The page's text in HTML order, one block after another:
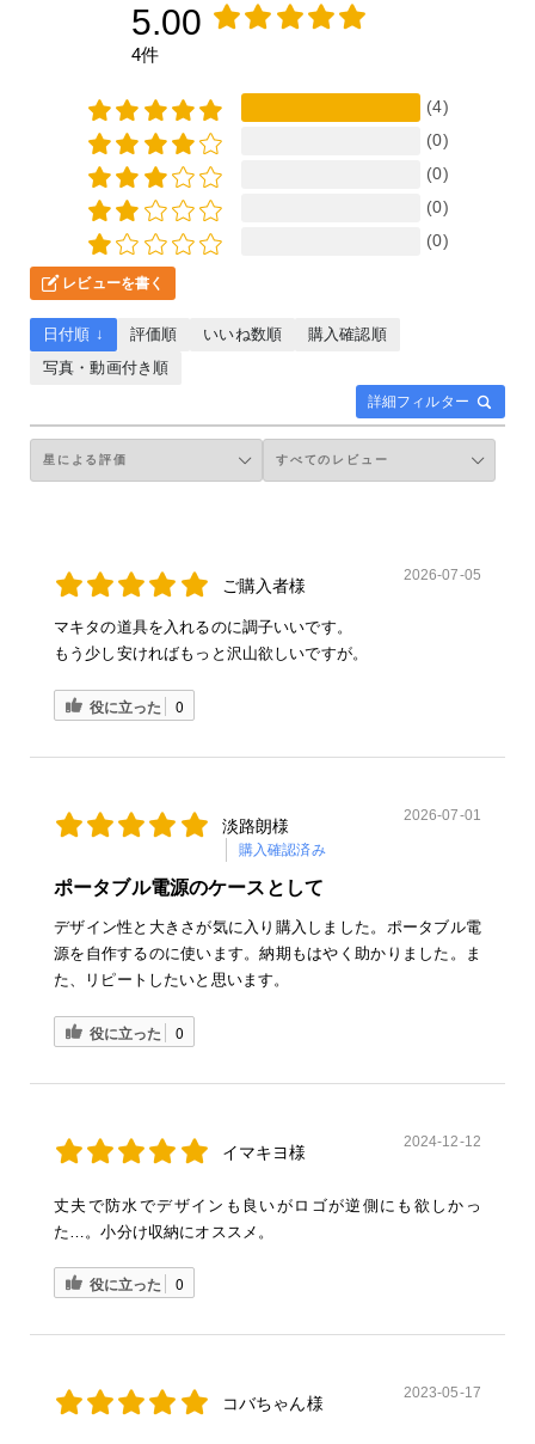
5.00
4件
(4)
(0)
(0)
(0)
(0)
レビューを書く
詳細フィルター
日付順 ↓ 評価順 いいね数順
購入確認順
写真・動画付き順
ご購入者様
2026-07-05
マキタの道具を入れるのに調子いいです。
もう少し安ければもっと沢山欲しいですが。
役に立った 0
淡路朗様
購入確認済み
2026-07-01
ポータブル電源のケースとして
デザイン性と大きさが気に入り購入しました。ポータブル電
源を自作するのに使います。納期もはやく助かりました。ま
た、リピートしたいと思います。
役に立った 0
イマキヨ様
2024-12-12
丈夫で防水でデザインも良いがロゴが逆側にも欲しかっ
た…。小分け収納にオススメ。
役に立った 0
コバちゃん様
2023-05-17